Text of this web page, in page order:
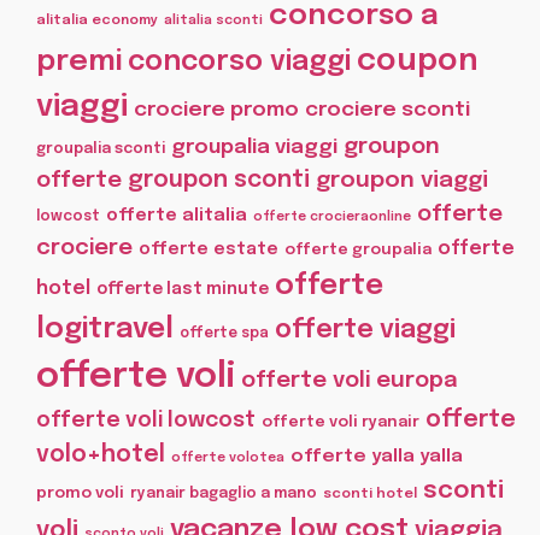
alitalia economy alitalia sconti concorso a
premi concorso viaggi coupon
viaggi crociere promo crociere sconti
groupalia sconti groupalia viaggi groupon
offerte groupon sconti groupon viaggi
lowcost offerte alitalia offerte crocieraonline offerte
crociere offerte estate offerte groupalia offerte
hotel
offerte last minute offerte
logitravel offerte spa offerte viaggi
offerte voli offerte voli europa
offerte voli lowcost offerte voli ryanair offerte
volo+hotel offerte volotea offerte yalla yalla
promo voli ryanair bagaglio a mano sconti hotel
sconti